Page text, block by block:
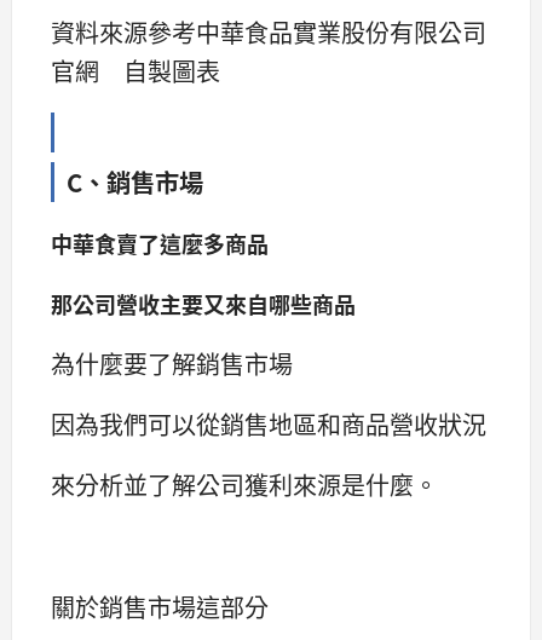
資料來源參考中華食品實業股份有限公司
官網 自製圖表
C、銷售市場
中華食賣了這麼多商品
那公司營收主要又來自哪些商品
為什麼要了解銷售市場
因為我們可以從銷售地區和商品營收狀況
來分析並了解公司獲利來源是什麼。
關於銷售市場這部分